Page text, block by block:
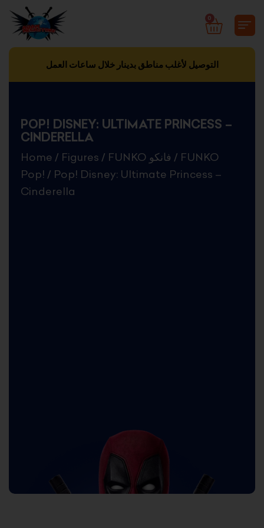
content
0
CART
التوصيل لأغلب مناطق بدينار خلال ساعات العمل
POP! DISNEY: ULTIMATE PRINCESS –
CINDERELLA
Home / Figures / FUNKO فانكو / FUNKO
Pop! / Pop! Disney: Ultimate Princess –
Cinderella